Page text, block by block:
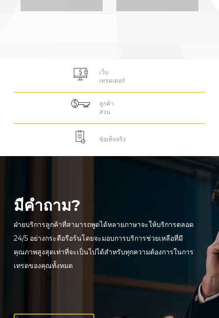
ลงชื่อเข้าใช้แพลตฟอร์มออนไลน์
เว็บ
เทรดเดอร์
ลูกค้า
ส่วน
ข้อเท็จจริง
มีคำถาม?
ฝ่ายบริการลูกค้าที่สามารถพูดได้หลายภาษาจะให้บริการตลอด
24/5 อย่างกระตือรือร้นโดยจะมอบการบริการช่วยเหลือที่มี
คุณภาพสูงสุดเท่าที่จะเป็นไปได้สำหรับทุกความต้องการในการ
เทรดของคุณทั้งหมด